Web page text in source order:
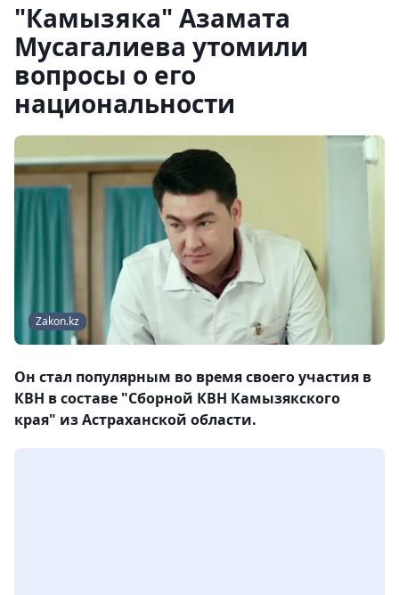
"Камызяка" Азамата
Мусагалиева утомили
вопросы о его
национальности
Zakon.kz
Он стал популярным во время своего участия в
КВН в составе "Сборной КВН Камызякского
края" из Астраханской области.